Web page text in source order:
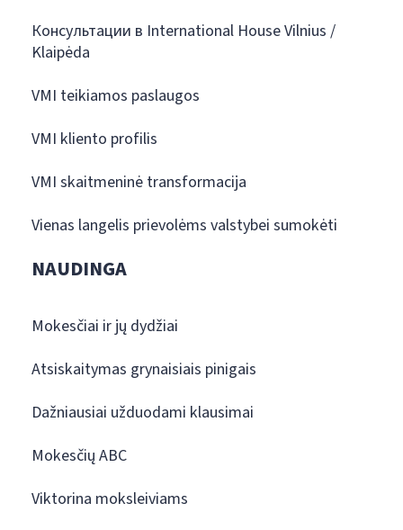
Консультации в International House Vilnius /
Klaipėda
VMI teikiamos paslaugos
VMI kliento profilis
VMI skaitmeninė transformacija
Vienas langelis prievolėms valstybei sumokėti
NAUDINGA
Mokesčiai ir jų dydžiai
Atsiskaitymas grynaisiais pinigais
Dažniausiai užduodami klausimai
Mokesčių ABC
Viktorina moksleiviams